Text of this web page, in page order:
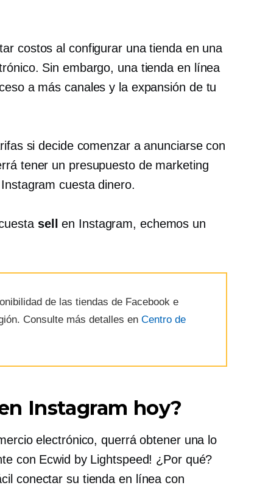
costos al configurar una tienda en una
Sin embargo, una tienda en línea
a más canales y la expansión de tu
si decide comenzar a anunciarse con
tener un presupuesto de marketing
cuesta dinero.
sell
en Instagram, echemos un
de las tiendas de Facebook e
Consulte más detalles en Centro de
Instagram hoy?
electrónico, querrá obtener una lo
con Ecwid by Lightspeed! ¿Por qué?
conectar su tienda en línea con